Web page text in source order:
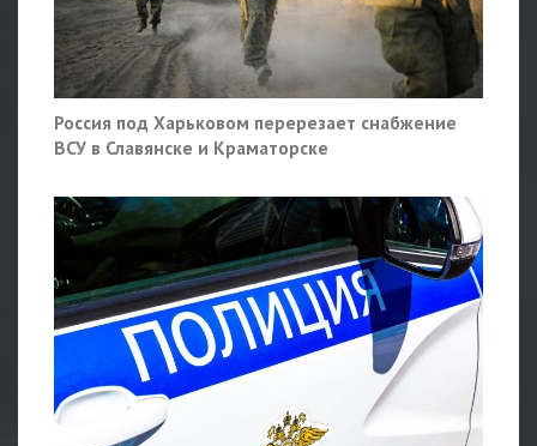
Россия под Харьковом перерезает снабжение
ВСУ в Славянске и Краматорске